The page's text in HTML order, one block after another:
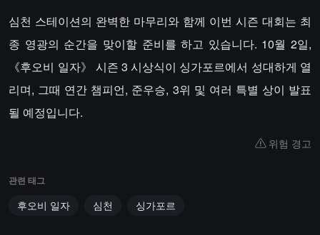
심천 스테이션의 완벽한 마무리와 함께 이번 시즌 대회는 최
종 영광의 순간을 맞이할 준비를 하고 있습니다. 10월 2일,
《후오비 일자》 시즌 3 시상식이 싱가포르에서 성대하게 열
리며, 그때 연간 챔피언, 준우승, 3위 및 여러 특별 상이 발표
될 예정입니다.
위험 경고
관련 태그
후오비 일자 심천 싱가포르